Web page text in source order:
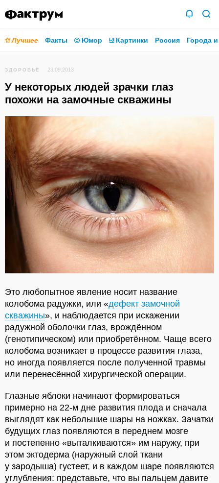
Лучшее Факты Юмор Картинки Россия Города
ЗДОРОВЬЕ 23.09.2013
У некоторых людей зрачки глаз
похожи на замочные скважины
Это любопытное явление носит название
колобома радужки, или «дефект замочной
скважины», и наблюдается при искажении
радужной оболочки глаз, врождённом
(генотипическом) или приобретённом. Чаще всего
колобома возникает в процессе развития глаза,
но иногда появляется после полученной травмы
или перенесённой хирургической операции.
Глазные яблоки начинают формироваться
примерно на 22-м дне развития плода и сначала
выглядят как небольшие шары на ножках. Зачатки
будущих глаз появляются в переднем мозге
и постепенно «выталкиваются» им наружу, при
этом эктодерма (наружный слой ткани
у зародыша) густеет, и в каждом шаре появляются
углубления: представьте, что вы пальцем давите